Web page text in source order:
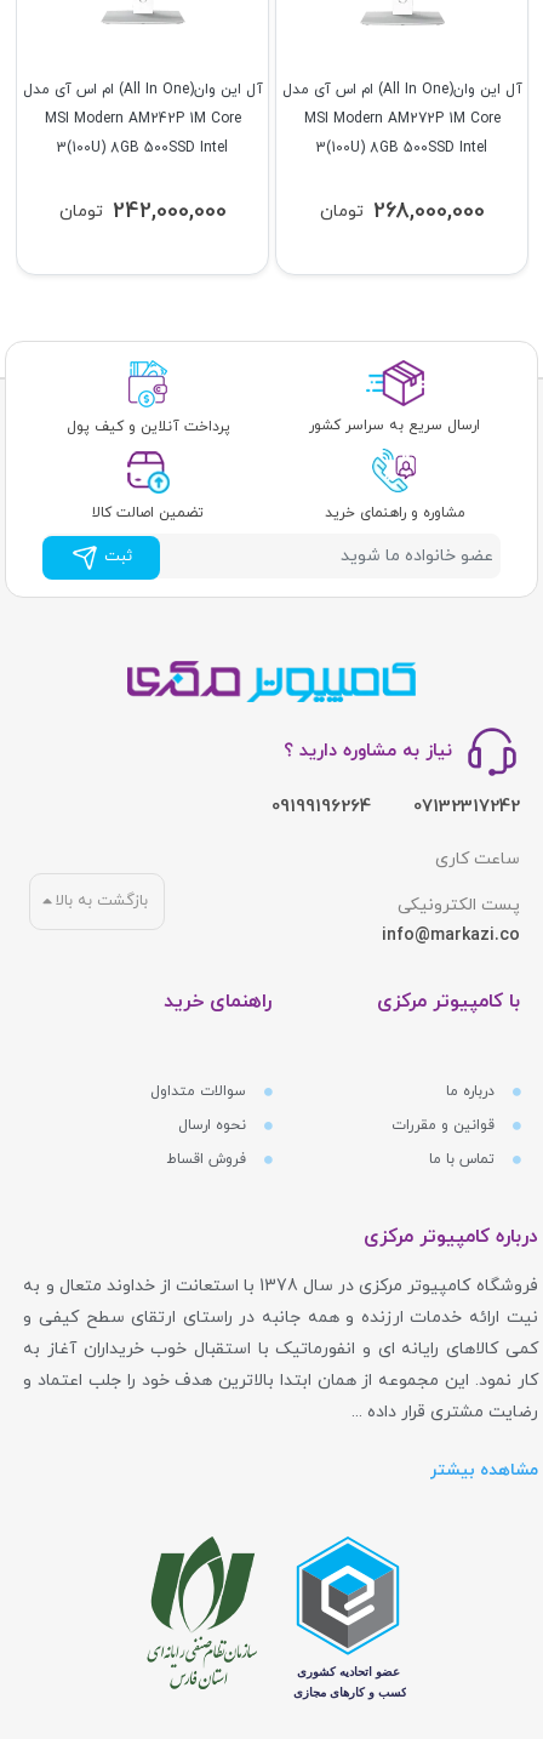
آل این وان(All In One) ام اس آی مدل
MSI Modern AM242P 1M Core
3(100U) 8GB 500SSD Intel
تومان 242,000,000
آل این وان(All In One) ام اس آی مدل
MSI Modern AM272P 1M Core
3(100U) 8GB 500SSD Intel
تومان 268,000,000
ارسال سریع به سراسر کشور پرداخت آنلاین و کیف پول
مشاوره و راهنمای خرید تضمین اصالت کالا
ثبت
نیاز به مشاوره دارید ؟
07132317242
09199196264
ساعت کاری
پست الکترونیکی
info@markazi.co
با کامپیوتر مرکزی
درباره ما
قوانین و مقررات
تماس با ما
راهنمای خرید
سوالات متداول
نحوه ارسال
فروش اقساط
بازگشت به بالا
درباره کامپیوتر مرکزی
فروشگاه کامپیوتر مرکزی در سال 1378 با استعانت از خداوند متعال و به
نیت ارائه خدمات ارزنده و همه جانبه در راستای ارتقای سطح کیفی و
کمی کالاهای رایانه ای و انفورماتیک با استقبال خوب خریداران آغاز به
کار نمود. این مجموعه از همان ابتدا بالاترین هدف خود را جلب اعتماد و
رضایت مشتری قرار داده ...
مشاهده بیشتر